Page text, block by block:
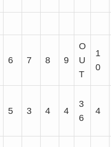
6 7 8 9
O
U
T
1
0
5 3 4 4
3
6
4